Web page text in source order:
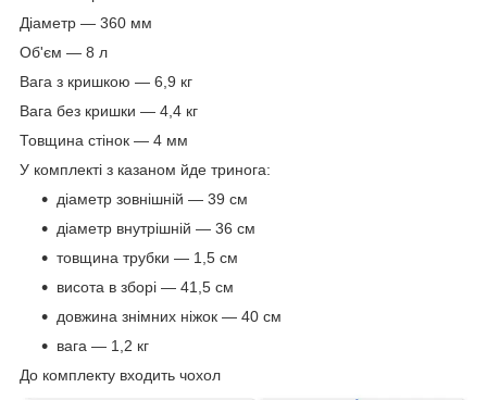
Діаметр — 360 мм
Об'єм — 8 л
Вага з кришкою — 6,9 кг
Вага без кришки — 4,4 кг
Товщина стінок — 4 мм
У комплекті з казаном йде тринога:
діаметр зовнішній — 39 см
діаметр внутрішній — 36 см
товщина трубки — 1,5 см
висота в зборі — 41,5 см
довжина знімних ніжок — 40 см
вага — 1,2 кг
До комплекту входить чохол